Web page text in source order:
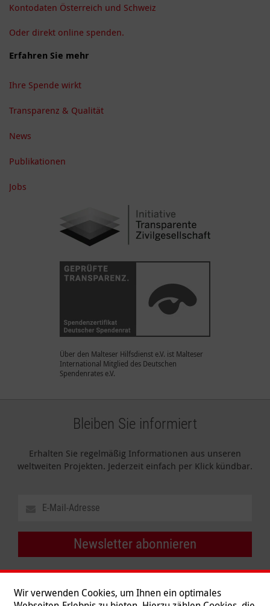
Kontodaten Österreich und Schweiz
Oder direkt online spenden.
Erfahren Sie mehr
Ihre Spende wirkt
Transparenz & Qualität
News
Publikationen
Jobs
Über den Malteser Hilfsdienst e.V. ist Malteser
International Mitglied des Deutschen
Spendenrates e.V.
Bleiben Sie informiert
Erhalten Sie regelmäßig Informationen aus unseren
weltweiten Projekten. Jederzeit einfach per Klick kündbar.
Newsletter abonnieren
Wir verwenden Cookies, um Ihnen ein optimales